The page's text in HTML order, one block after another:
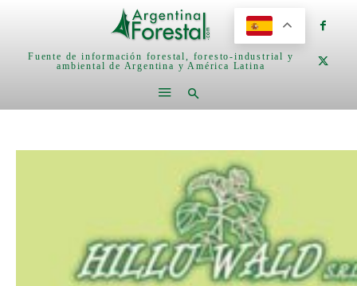
Fuente de información forestal, foresto-industrial y
ambiental de Argentina y América Latina